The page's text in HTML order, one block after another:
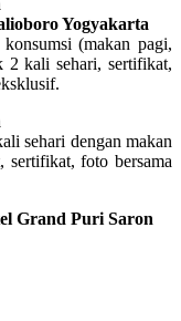
Yogyakarta
(makan pagi,
2 kali sehari, sertifikat,
sehari dengan makan
foto bersama
Grand Puri Saron